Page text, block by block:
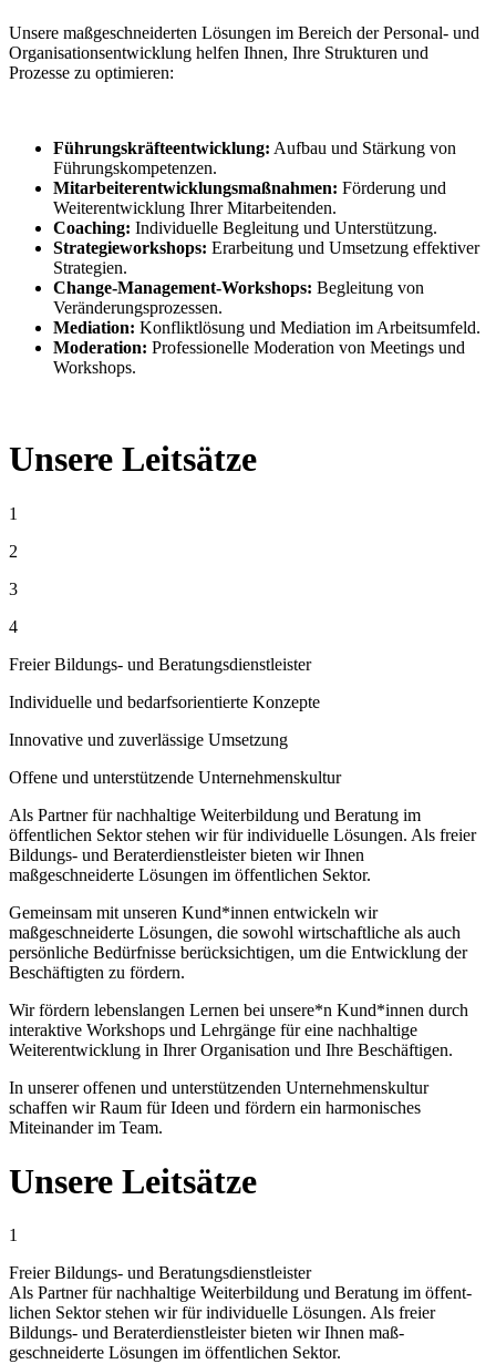
Unsere maßgeschneiderten Lösungen im Bereich der Personal- und
Organisations­entwicklung helfen Ihnen, Ihre Strukturen und
Prozesse zu optimieren:
Führungs­kräfte­entwicklung: Aufbau und Stärkung von
Führungs­kompetenzen.
Mitarbeiter­entwicklungs­maßnahmen: Förderung und
Weiter­entwicklung Ihrer Mitarbeitenden.
Coaching: Individuelle Begleitung und Unter­stützung.
Strategie­workshops: Erarbeitung und Umsetzung effektiver
Strategien.
Change-Management-Workshops: Begleitung von
Veränderungs­prozessen.
Mediation: Konflikt­lösung und Mediation im Arbeits­umfeld.
Moderation: Professionelle Moderation von Meetings und
Workshops.
Unsere Leitsätze
1
2
3
4
Freier Bildungs- und Beratungsdienstleister
Individuelle und bedarfsorientierte Konzepte
Innovative und zuverlässige Umsetzung
Offene und unterstützende Unternehmenskultur
Als Partner für nachhaltige Weiterbildung und Beratung im
öffentlichen Sektor stehen wir für individuelle Lösungen. Als freier
Bildungs- und Beraterdienstleister bieten wir Ihnen
maßgeschneiderte Lösungen im öffentlichen Sektor.
Gemeinsam mit unseren Kund*innen entwickeln wir
maßgeschneiderte Lösungen, die sowohl wirtschaftliche als auch
persönliche Bedürfnisse berücksichtigen, um die Entwicklung der
Beschäftigten zu fördern.
Wir fördern lebenslangen Lernen bei unsere*n Kund*innen durch
interaktive Workshops und Lehrgänge für eine nachhaltige
Weiterentwicklung in Ihrer Organisation und Ihre Beschäftigen.
In unserer offenen und unterstützenden Unternehmenskultur
schaffen wir Raum für Ideen und fördern ein harmonisches
Miteinander im Team.
Unsere Leitsätze
1
Freier Bildungs- und Beratungs­dienstleister
Als Partner für nachhaltige Weiter­bildung und Beratung im öffent­
lichen Sektor stehen wir für individuelle Lösungen. Als freier
Bildungs- und Berater­dienst­leister bieten wir Ihnen maß­
geschneiderte Lösungen im öffentlichen Sektor.